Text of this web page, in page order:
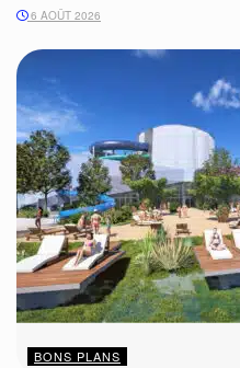
6 AOÛT 2026
BONS PLANS